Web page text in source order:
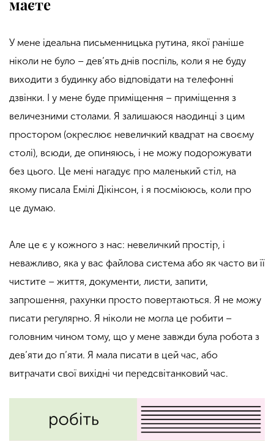
маєте
У мене ідеальна письменницька рутина, якої раніше
ніколи не було – дев’ять днів поспіль, коли я не буду
виходити з будинку або відповідати на телефонні
дзвінки. І у мене буде приміщення – приміщення з
величезними столами. Я залишаюся наодинці з цим
простором (окреслює невеличкий квадрат на своєму
столі), всюди, де опиняюсь, і не можу подорожувати
без цього. Це мені нагадує про маленький стіл, на
якому писала Емілі Дікінсон, і я посміююсь, коли про
це думаю.
Але це є у кожного з нас: невеличкий простір, і
неважливо, яка у вас файлова система або як часто ви її
чистите – життя, документи, листи, запити,
запрошення, рахунки просто повертаються. Я не можу
писати регулярно. Я ніколи не могла це робити –
головним чином тому, що у мене завжди була робота з
дев’яти до п’яти. Я мала писати в цей час, або
витрачати свої вихідні чи передсвітанковий час.